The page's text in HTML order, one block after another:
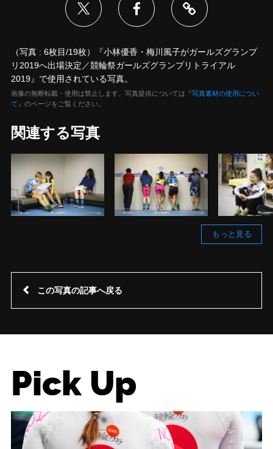
（写真 : 6枚目/19枚）『小林優香・梅川風子がガールズグランプ
リ2019へ出場決定／競輪祭ガールズグランプリトライアル
2019』で使用されている写真。
画像の無断転載・使用は禁止します。写真提供については『写真素材の使用につい
て 』のページをご覧ください。
関連する写真
もっと見る
この写真の記事へ戻る
Pick Up